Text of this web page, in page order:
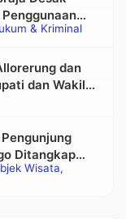
& Kriminal
Adat
dan
dan Wakil
Wisata
Ditangkap